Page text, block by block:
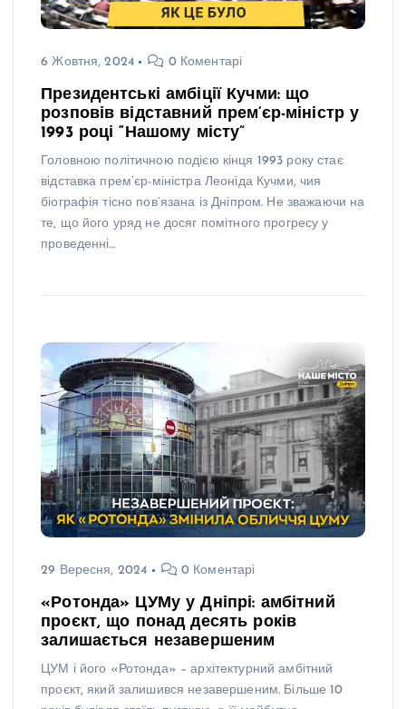
6 Жовтня, 2024 0 Коментарі
Президентські амбіції Кучми: що
розповів відставний прем’єр-міністр у
1993 році “Нашому місту”
Головною політичною подією кінця 1993 року стає
відставка прем’єр-міністра Леоніда Кучми, чия
біографія тісно пов’язана із Дніпром. Не зважаючи на
те, що його уряд не досяг помітного прогресу у
проведенні…
29 Вересня, 2024 0 Коментарі
«Ротонда» ЦУМу у Дніпрі: амбітний
проєкт, що понад десять років
залишається незавершеним
ЦУМ і його «Ротонда» – архітектурний амбітний
проєкт, який залишився незавершеним. Більше 10